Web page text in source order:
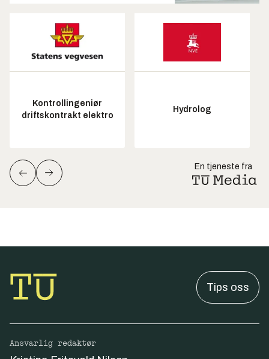
Kontrollingeniør
driftskontrakt elektro
Hydrolog
En tjeneste fra
Tips oss
Ansvarlig redaktør